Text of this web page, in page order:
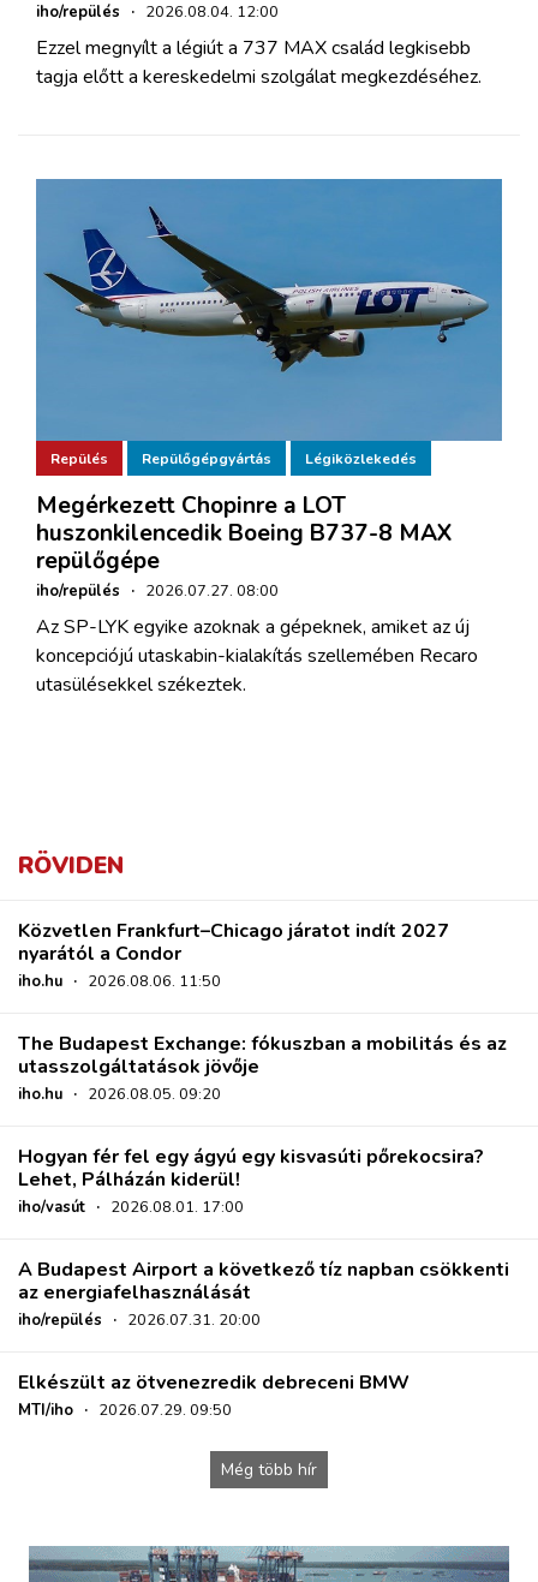
iho/repülés · 2026.08.04. 12:00
Ezzel megnyílt a légiút a 737 MAX család legkisebb
tagja előtt a kereskedelmi szolgálat megkezdéséhez.
Repülés Repülőgépgyártás Légiközlekedés
Megérkezett Chopinre a LOT
huszonkilencedik Boeing B737-8 MAX
repülőgépe
iho/repülés · 2026.07.27. 08:00
Az SP-LYK egyike azoknak a gépeknek, amiket az új
koncepciójú utaskabin-kialakítás szellemében Recaro
utasülésekkel székeztek.
RÖVIDEN
Közvetlen Frankfurt–Chicago járatot indít 2027
nyarától a Condor
iho.hu · 2026.08.06. 11:50
The Budapest Exchange: fókuszban a mobilitás és az
utasszolgáltatások jövője
iho.hu · 2026.08.05. 09:20
Hogyan fér fel egy ágyú egy kisvasúti pőrekocsira?
Lehet, Pálházán kiderül!
iho/vasút · 2026.08.01. 17:00
A Budapest Airport a következő tíz napban csökkenti
az energiafelhasználását
iho/repülés · 2026.07.31. 20:00
Elkészült az ötvenezredik debreceni BMW
MTI/iho · 2026.07.29. 09:50
Még több hír